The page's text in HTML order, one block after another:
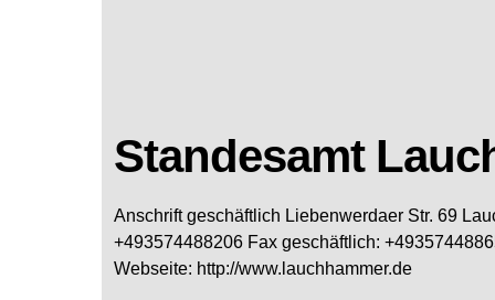
Standesamt
Anschrift geschäftlich Liebenwerdaer Str. 69
+493574488206 Fax geschäftlich:
Webseite: http://www.lauchhammer.de